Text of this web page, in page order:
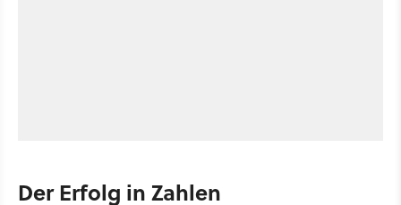
Der Erfolg in Zahlen